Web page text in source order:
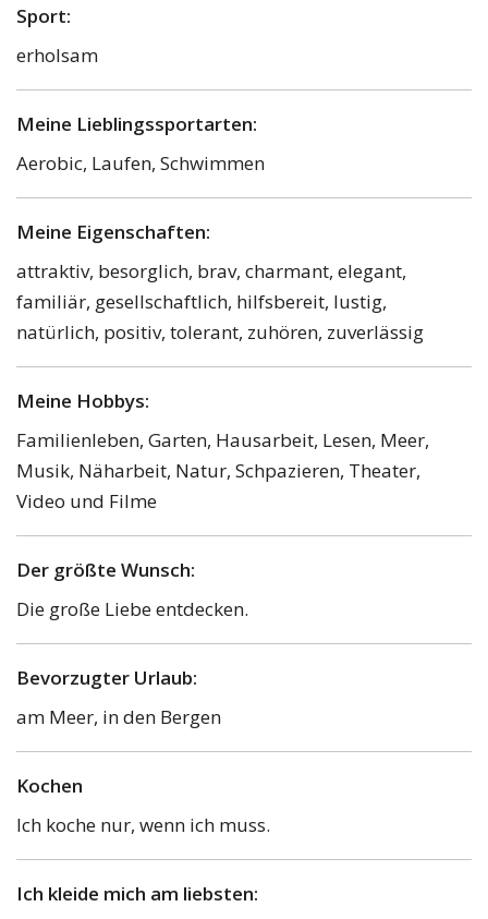
Sport:
erholsam
Meine Lieblingssportarten:
Aerobic, Laufen, Schwimmen
Meine Eigenschaften:
attraktiv, besorglich, brav, charmant, elegant,
familiär, gesellschaftlich, hilfsbereit, lustig,
natürlich, positiv, tolerant, zuhören, zuverlässig
Meine Hobbys:
Familienleben, Garten, Hausarbeit, Lesen, Meer,
Musik, Näharbeit, Natur, Schpazieren, Theater,
Video und Filme
Der größte Wunsch:
Die große Liebe entdecken.
Bevorzugter Urlaub:
am Meer, in den Bergen
Kochen
Ich koche nur, wenn ich muss.
Ich kleide mich am liebsten: